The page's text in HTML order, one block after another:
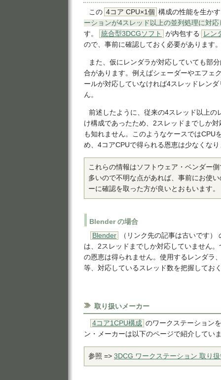
この 4コア CPU×1個 構成の性能を生か
ーションが4スレッド以上の並列処理に対
す。
統合型3DCGソフト が内包する
レン
ので、事前に確認しておく必要があります
また、仮にレンダラが対応していても部
合があります。例えばシェーダーやエフェ
ールが対応していなければ4スレッドレン
ん。
前述したように、従来の4スレッド以上の
け構成であったため、2スレッドまでしか
も知れません。このようなケースではCPU
め、4コアCPUで得られる恩恵は少なくな
これらの情報はソフトウェア・ベンダー
多いので不明な点があれば、事前にお使
ーに確認を取った方が良いとおもいます。
Blender の場合
Blender
（リンク先の記事は古いです
は、2スレッドまでしか対応していません。
の恩恵は得られません。使用するレンダラ
等、対応しているスレッド数を把握してお
取り扱いメーカー
4コア1CPU構成 のワークステーション
ン・メーカーは以下のページで紹介してい
参照 => 3DCG ワークステーション 取り